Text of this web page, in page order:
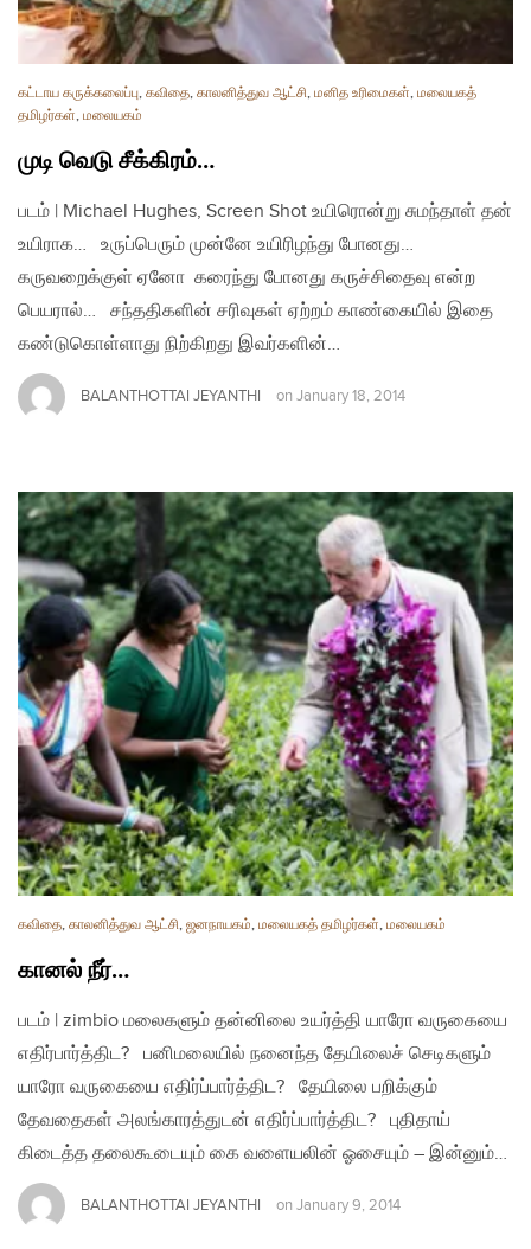
கட்டாய கருக்கலைப்பு, கவிதை, காலனித்துவ ஆட்சி, மனித உரிமைகள், மலையகத்
தமிழர்கள், மலையகம்
முடி வெடு சீக்கிரம்…
படம் | Michael Hughes, Screen Shot உயிரொன்று சுமந்தாள் தன்
உயிராக… உருப்பெரும் முன்னே உயிரிழந்து போனது…
கருவறைக்குள் ஏனோ கரைந்து போனது கருச்சிதைவு என்ற
பெயரால்… சந்ததிகளின் சரிவுகள் ஏற்றம் காண்கையில் இதை
கண்டுகொள்ளாது நிற்கிறது இவர்களின்…
BALANTHOTTAI JEYANTHI on January 18, 2014
கவிதை, காலனித்துவ ஆட்சி, ஜனநாயகம், மலையகத் தமிழர்கள், மலையகம்
கானல் நீர்…
படம் | zimbio மலைகளும் தன்னிலை உயர்த்தி யாரோ வருகையை
எதிர்பார்த்திட? பனிமலையில் நனைந்த தேயிலைச் செடிகளும்
யாரோ வருகையை எதிர்ப்பார்த்திட? தேயிலை பறிக்கும்
தேவதைகள் அலங்காரத்துடன் எதிர்ப்பார்த்திட? புதிதாய்
கிடைத்த தலைகூடையும் கை வளையலின் ஓசையும் – இன்னும்…
BALANTHOTTAI JEYANTHI on January 9, 2014